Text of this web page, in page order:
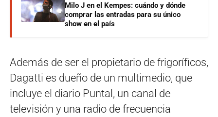
Milo J en el Kempes: cuándo y dónde
comprar las entradas para su único
show en el país
Además de ser el propietario de frigoríficos,
Dagatti es dueño de un multimedio, que
incluye el diario Puntal, un canal de
televisión y una radio de frecuencia